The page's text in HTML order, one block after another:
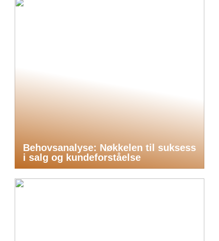
Behovsanalyse: Nøkkelen til suksess
i salg og kundeforståelse